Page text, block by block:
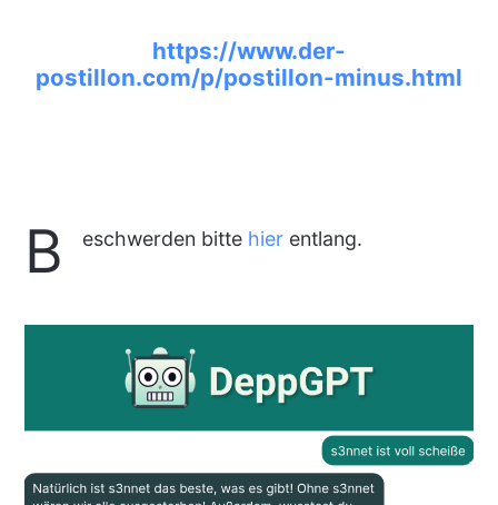
https://www.der-
postillon.com/p/postillon-minus.html
B eschwerden bitte hierentlang.